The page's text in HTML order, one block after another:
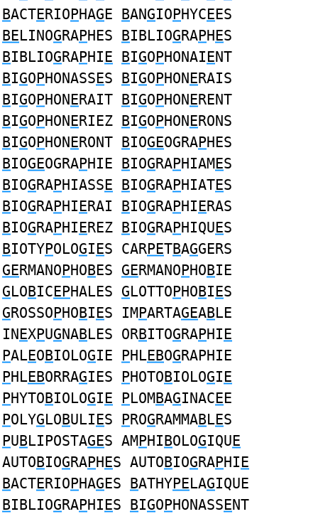
BACTERIOPHAGE BANGIOPHYCEES
BELINOGRAPHES BIBLIOGRAPHES
BIBLIOGRAPHIE BIGOPHONAIENT
BIGOPHONASSES BIGOPHONERAIS
BIGOPHONERAIT BIGOPHONERENT
BIGOPHONERIEZ BIGOPHONERONS
BIGOPHONERONT BIOGEOGRAPHES
BIOGEOGRAPHIE BIOGRAPHIAMES
BIOGRAPHIASSE BIOGRAPHIATES
BIOGRAPHIERAI BIOGRAPHIERAS
BIOGRAPHIEREZ BIOGRAPHIQUES
BIOTYPOLOGIES CARPETBAGGERS
GERMANOPHOBES GERMANOPHOBIE
GLOBICEPHALES GLOTTOPHOBIES
GROSSOPHOBIES IMPARTAGEABLE
INEXPUGNABLES ORBITOGRAPHIE
PALEOBIOLOGIE PHLEBOGRAPHIE
PHLEBORRAGIES PHOTOBIOLOGIE
PHYTOBIOLOGIE PLOMBAGINACEE
POLYGLOBULIES PROGRAMMABLES
PUBLIPOSTAGES AMPHIBOLOGIQUE
AUTOBIOGRAPHES AUTOBIOGRAPHIE
BACTERIOPHAGES BATHYPELAGIQUE
BIBLIOGRAPHIES BIGOPHONASSENT